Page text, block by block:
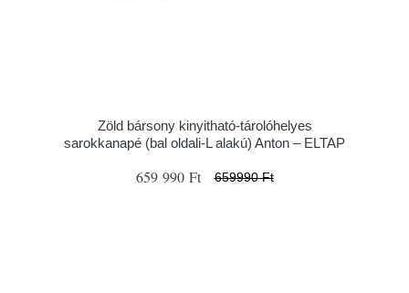
Zöld bársony kinyitható-tárolóhelyes
sarokkanapé (bal oldali-L alakú) Anton – ELTAP
659 990 Ft 659990 Ft